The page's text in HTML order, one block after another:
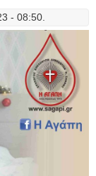
- 08:50.